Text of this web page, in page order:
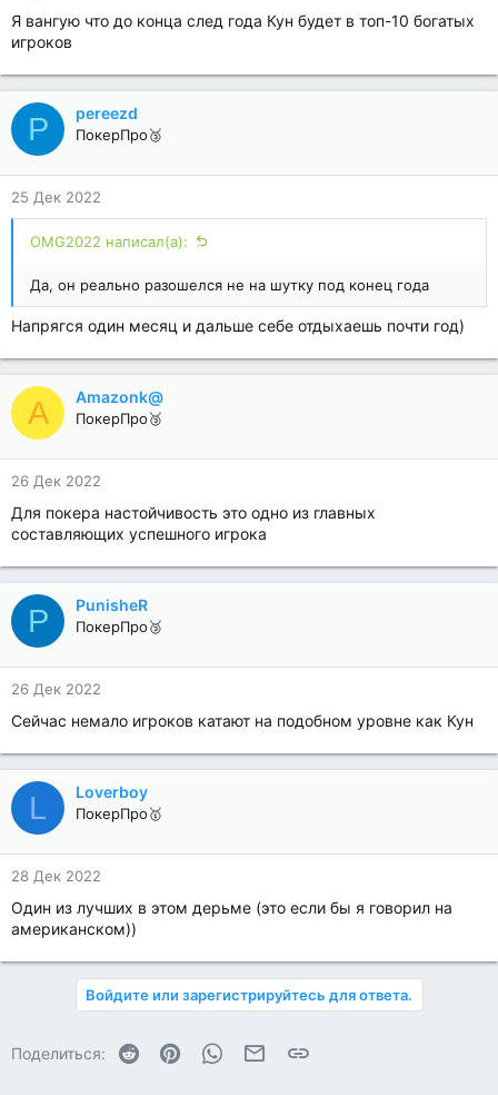
Я вангую что до конца след года Кун будет в топ-10 богатых
игроков
P pereezd
ПокерПро🥉
25 Дек 2022
OMG2022 написал(а):
Да, он реально разошелся не на шутку под конец года
Напрягся один месяц и дальше себе отдыхаешь почти год)
A Amazonk@
ПокерПро🥉
26 Дек 2022
Для покера настойчивость это одно из главных
составляющих успешного игрока
P PunisheR
ПокерПро🥉
26 Дек 2022
Сейчас немало игроков катают на подобном уровне как Кун
L Loverboy
ПокерПро🥇
28 Дек 2022
Один из лучших в этом дерьме (это если бы я говорил на
американском))
Войдите или зарегистрируйтесь для ответа.
Поделиться: Reddit PinterestWhatsAppЭлектронная почта
Ссылка